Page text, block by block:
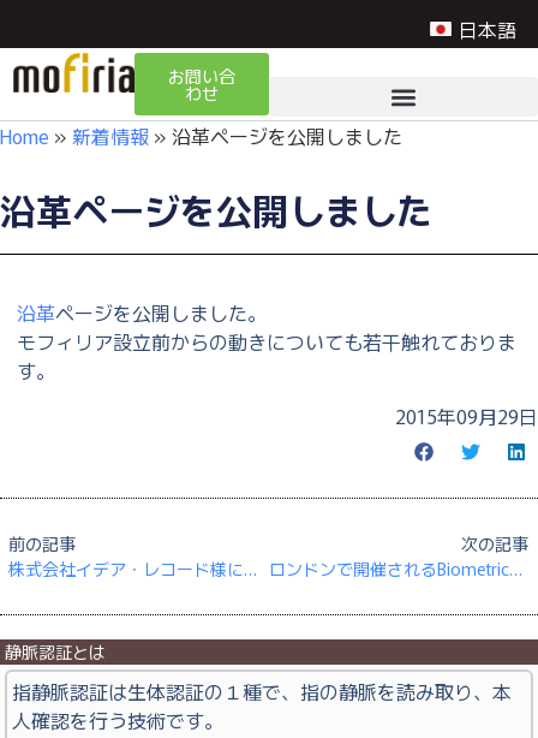
日本語
お問い合
わせ
Home » 新着情報 » 沿革ページを公開しました
沿革ページを公開しました
沿革ページを公開しました。
モフィリア設立前からの動きについても若干触れておりま
す。
2015年09月29日
前の記事
株式会社イデア・レコード様による勤怠管理システムの導入事例を公開しました
次の記事
ロンドンで開催されるBiometrics 2015でモフィリアが紹介されます
静脈認証とは
指静脈認証は生体認証の１種で、指の静脈を読み取り、本
人確認を行う技術です。